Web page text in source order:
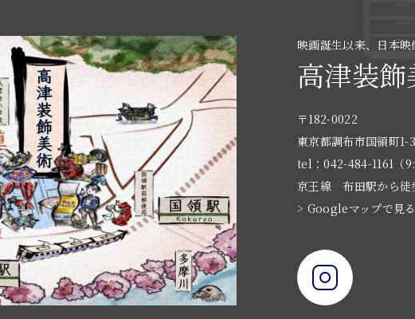
映画誕生以来、日本
高津装
〒182-0022
東京都調布市国領町1-
tel：042-484-1161（
京王線 布田駅から徒
> Googleマップで見る